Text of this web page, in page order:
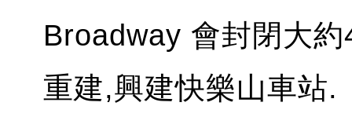
Broadway 會封閉大
重建,興建快樂山車站.